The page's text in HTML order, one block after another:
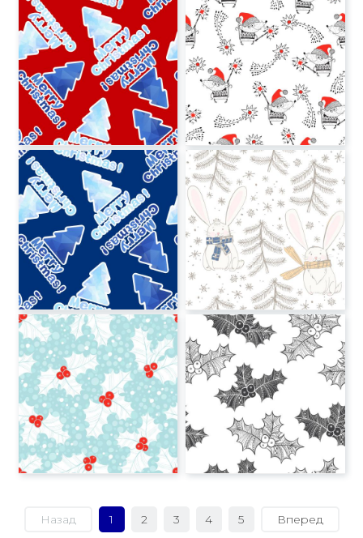
Назад 1 2 3 4 5 Вперед